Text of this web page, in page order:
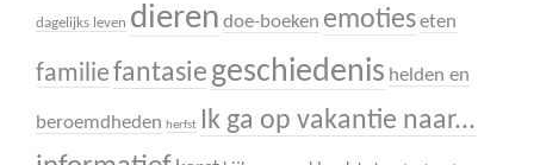
dagelijks leven dieren doe-boeken emotieseten
familiefantasie geschiedenis helden en
beroemdheden herfst Ik ga op vakantie naar...